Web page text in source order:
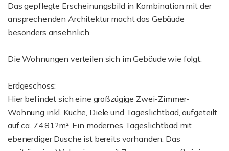
Das gepflegte Erscheinungsbild in Kombination mit der
ansprechenden Architektur macht das Gebäude
besonders ansehnlich.
Die Wohnungen verteilen sich im Gebäude wie folgt:
Erdgeschoss:
Hier befindet sich eine großzügige Zwei-Zimmer-
Wohnung inkl. Küche, Diele und Tageslichtbad, aufgeteilt
auf ca. 74,81?m². Ein modernes Tageslichtbad mit
ebenerdiger Dusche ist bereits vorhanden. Das